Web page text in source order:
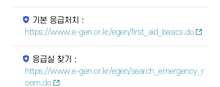
기본 응급처치 :
https://www.e-gen.or.kr/egen/first_aid_basics.do
응급실 찾기 :
https://www.e-gen.or.kr/egen/search_emergency_r
oom.do